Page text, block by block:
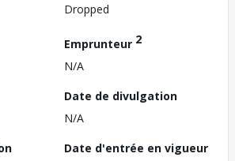
Dropped
Emprunteur 2
N/A
Date de divulgation
N/A
Date d'entrée en vigueur